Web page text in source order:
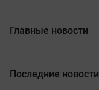
Главные новости
Последние новости